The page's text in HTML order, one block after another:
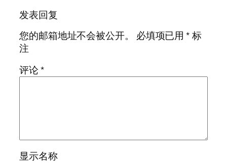
发表回复
您的邮箱地址不会被公开。
必填项已用*标
注
评论*
显示名称